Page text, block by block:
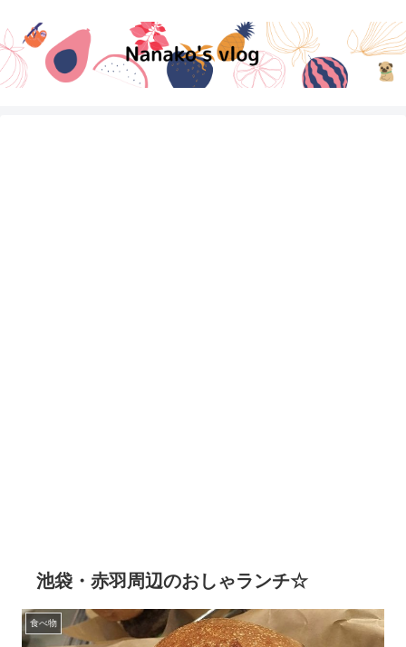
池袋・赤羽周辺のおしゃランチ☆
食べ物